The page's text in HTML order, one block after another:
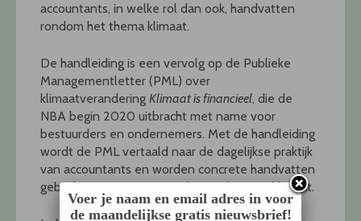
accountants, in welke rol dan ook, handvatten
rondom het thema klimaat.
De handleiding is een vervolg op de Publieke
Managementletter (PML) over
klimaatverandering Klimaat is financieel, die de
NBA begin 2020 uitbracht met name voor
bestuurders en ondernemers. Met de handleiding
wordt de PML vertaald naar de dagelijkse praktijk
van accountants en worden concrete handvatten
geboden ten aanzien van het onderwerp klimaat.
Voer je naam en email adres in voor
de maandelijkse gratis nieuwsbrief!